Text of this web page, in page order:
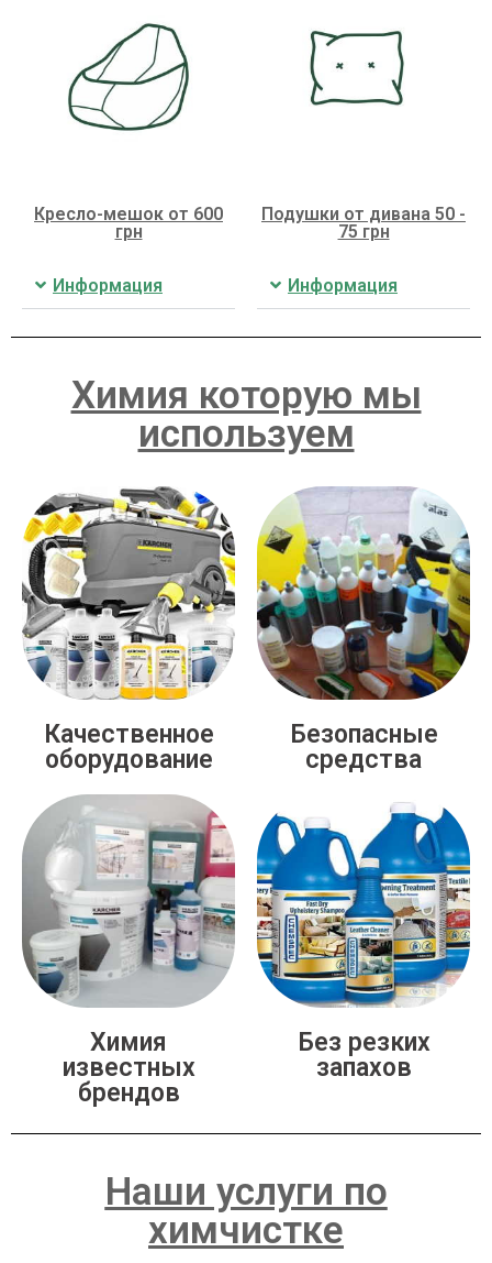
Кресло-мешок от 600
грн
Информация
Подушки от дивана 50 -
75 грн
Информация
Химия которую мы
используем
Качественное
оборудование
Безопасные
средства
Химия
известных
брендов
Без резких
запахов
Наши услуги по
химчистке